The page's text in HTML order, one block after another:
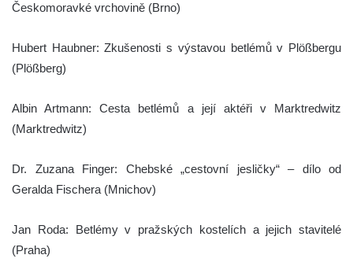
Českomoravké vrchovině (Brno)
Hubert Haubner: Zkušenosti s výstavou betlémů v Plößbergu
(Plößberg)
Albin Artmann: Cesta betlémů a její aktéři v Marktredwitz
(Marktredwitz)
Dr. Zuzana Finger: Chebské „cestovní jesličky“ – dílo od
Geralda Fischera (Mnichov)
Jan Roda: Betlémy v pražských kostelích a jejich stavitelé
(Praha)